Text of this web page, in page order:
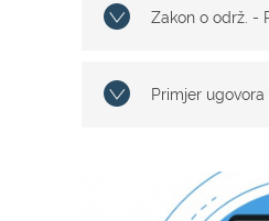
Zakon o održ. -
Primjer ugovora